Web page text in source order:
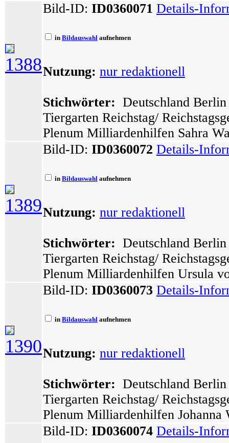
1388
Bild-ID: ID0360071 Details-
in Bildauswahl aufnehmen
Nutzung: nur redaktionell
Stichwörter: Deutschland
Tiergarten Reichstag/
Plenum Milliardenhilfen Sahra
1389
Bild-ID: ID0360072 Details-
in Bildauswahl aufnehmen
Nutzung: nur redaktionell
Stichwörter: Deutschland
Tiergarten Reichstag/
Plenum Milliardenhilfen Ursula
1390
Bild-ID: ID0360073 Details-
in Bildauswahl aufnehmen
Nutzung: nur redaktionell
Stichwörter: Deutschland
Tiergarten Reichstag/
Plenum Milliardenhilfen Johanna
Bild-ID: ID0360074 Details-